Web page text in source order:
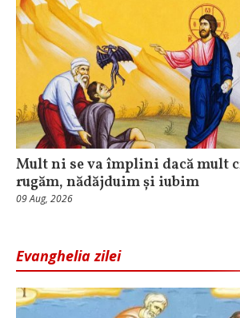
Mult ni se va împlini dacă mult
rugăm, nădăjduim și iubim
09 Aug, 2026
Evanghelia zilei